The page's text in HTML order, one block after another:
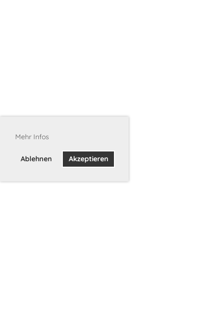
Mehr Infos
Ablehnen Akzeptieren